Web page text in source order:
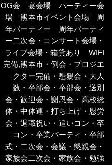
OG会 宴会場 パーティー会
場 熊本市イベント会場 周
年パーティー 周年パーティ
ー二次会・コンサート会場・
ライブ会場・箱貸あり WIFI
完備,熊本市・例会・プロジエ
クター完備・懇親会・大人
数・卒部会・卒部会・送別
会・歓迎会・謝恩会・高校総
体・中体連・打ち上げ・慰労
会・退職祝い・追いコン・卒
コン・卒業パーティ・卒部
式・二次会・会議・懇親会・
家族会二次会・家族会・勉強